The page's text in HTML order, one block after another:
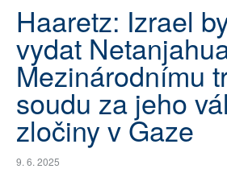
ARCHIV
ROZHOVORY
TÉMATA
NEJČTENĚJŠÍ ZA 7 DNÍ
AUTOŘI
Haaretz: Izrael
vydat
Mezinárodnímu
soudu za jeho
zločiny v Gaze
9. 6. 2025